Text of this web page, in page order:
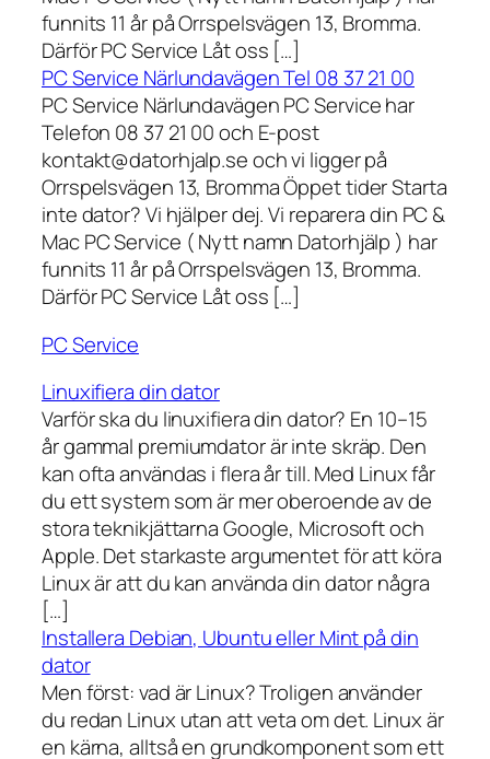
funnits 11 år på Orrspelsvägen 13, Bromma.
Därför PC Service Låt oss […]
PC Service Närlundavägen Tel 08 37 21 00
PC Service Närlundavägen PC Service har
Telefon 08 37 21 00 och E-post
kontakt@datorhjalp.se och vi ligger på
Orrspelsvägen 13, Bromma Öppet tider Starta
inte dator? Vi hjälper dej. Vi reparera din PC &
Mac PC Service ( Nytt namn Datorhjälp ) har
funnits 11 år på Orrspelsvägen 13, Bromma.
Därför PC Service Låt oss […]
PC Service
Linuxifiera din dator
Varför ska du linuxifiera din dator? En 10–15
år gammal premiumdator är inte skräp. Den
kan ofta användas i flera år till. Med Linux får
du ett system som är mer oberoende av de
stora teknikjättarna Google, Microsoft och
Apple. Det starkaste argumentet för att köra
Linux är att du kan använda din dator några
[…]
Installera Debian, Ubuntu eller Mint på din
dator
Men först: vad är Linux? Troligen använder
du redan Linux utan att veta om det. Linux är
en kärna, alltså en grundkomponent som ett